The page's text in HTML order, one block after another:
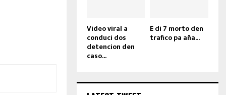
Video viral a
conduci dos
detencion den
caso...
E di 7 morto den
trafico pa aña...